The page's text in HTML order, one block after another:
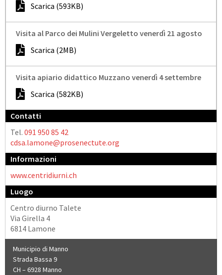
Scarica (593KB)
Visita al Parco dei Mulini Vergeletto venerdì 21 agosto
Scarica (2MB)
Visita apiario didattico Muzzano venerdì 4 settembre
Scarica (582KB)
Contatti
Tel. 091 950 85 42
cdsa.lamone@prosenectute.org
Informazioni
www.centridiurni.ch
Luogo
Centro diurno Talete
Via Girella 4
6814 Lamone
Municipio di Manno
Strada Bassa 9
CH – 6928 Manno